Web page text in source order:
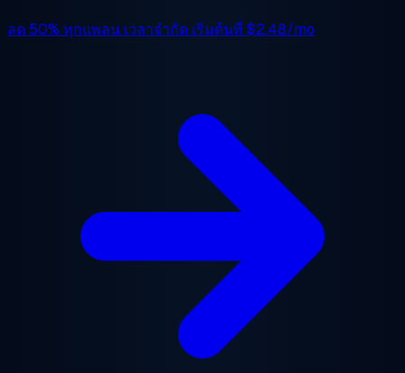
ลด 50% ทุกแพลน เวลาจำกัด เริ่มต้นที่ $2.48/mo